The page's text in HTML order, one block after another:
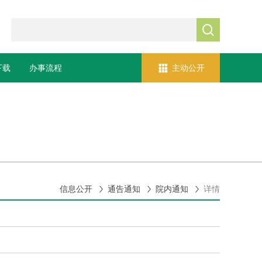

载 办事流程  主动公开
信息公开  通告通知  院内通知  详情